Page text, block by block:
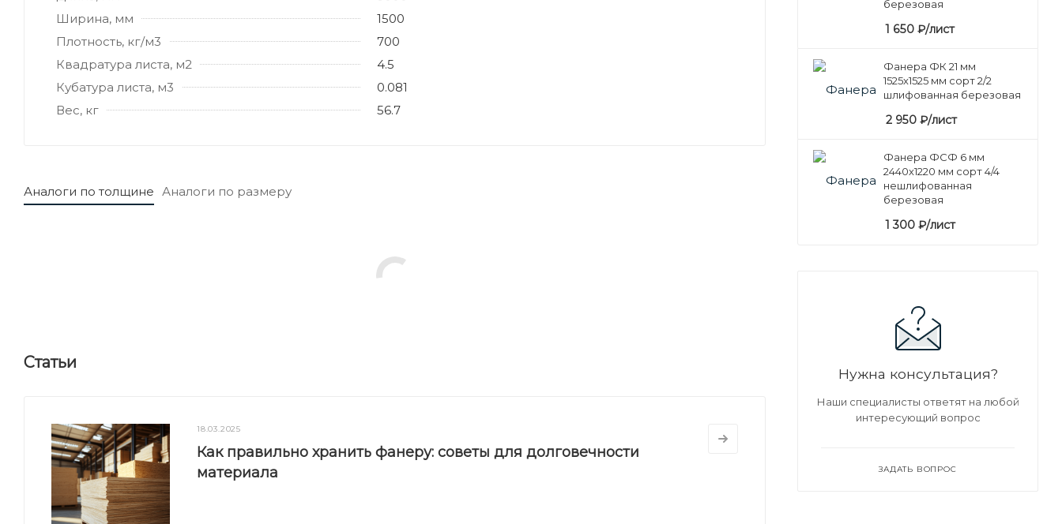
Ширина, мм
1500
Плотность, кг/м3
700
Квадратура листа, м2
4.5
Кубатура листа, м3
0.081
Вес, кг
56.7
Аналоги по толщине Аналоги по размеру
Статьи
18.03.2025
Как правильно хранить фанеру: советы для долговечности
материала
березовая
1 650 ₽/лист
Фанера ФК 21 мм
1525х1525 мм сорт 2/2
шлифованная березовая
2 950 ₽/лист
Фанера ФСФ 6 мм
2440х1220 мм сорт 4/4
нешлифованная
березовая
1 300 ₽/лист
Нужна консультация?
Наши специалисты ответят на любой
интересующий вопрос
ЗАДАТЬ ВОПРОС